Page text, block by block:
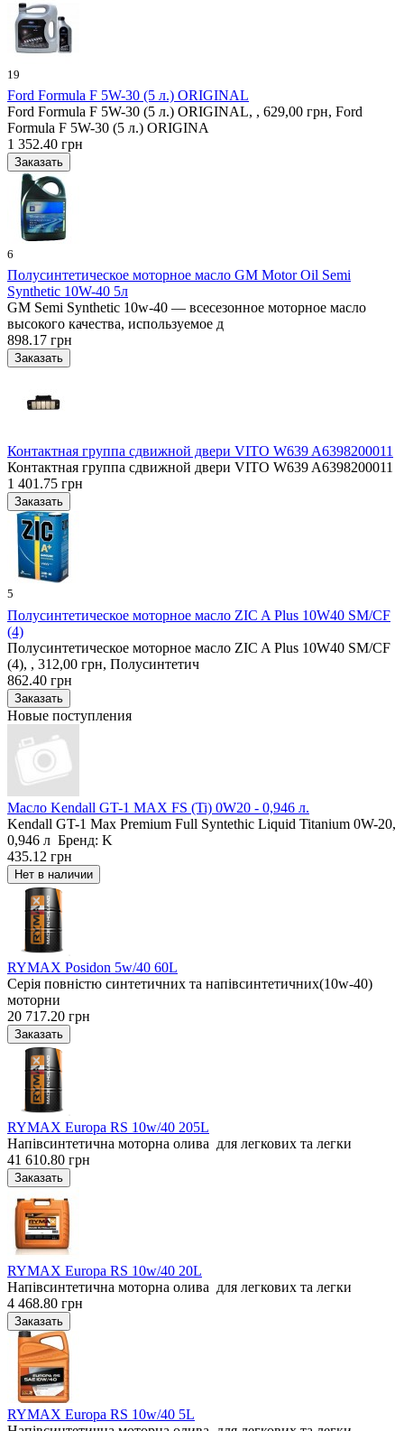
19
Ford Formula F 5W-30 (5 л.) ORIGINAL
Ford Formula F 5W-30 (5 л.) ORIGINAL, , 629,00 грн, Ford
Formula F 5W-30 (5 л.) ORIGINA
1 352.40 грн
6
Полусинтетическое моторное масло GM Motor Oil Semi
Synthetic 10W-40 5л
GM Semi Synthetic 10w-40 — всесезонное моторное масло
высокого качества, используемое д
898.17 грн
Контактная группа сдвижной двери VITO W639 A6398200011
Контактная группа сдвижной двери VITO W639 A6398200011
1 401.75 грн
5
Полусинтетическое моторное масло ZIC A Plus 10W40 SM/CF
(4)
Полусинтетическое моторное масло ZIC A Plus 10W40 SM/CF
(4), , 312,00 грн, Полусинтетич
862.40 грн
Новые поступления
Масло Kendall GT-1 MAX FS (Ti) 0W20 - 0,946 л.
Kendall GT-1 Max Premium Full Syntethic Liquid Titanium 0W-20,
0,946 л Бренд: K
435.12 грн
RYMAX Posidon 5w/40 60L
Серія повністю синтетичних та напівсинтетичних(10w-40)
моторни
20 717.20 грн
RYMAX Europa RS 10w/40 205L
Напівсинтетична моторна олива для легкових та легки
41 610.80 грн
RYMAX Europa RS 10w/40 20L
Напівсинтетична моторна олива для легкових та легки
4 468.80 грн
RYMAX Europa RS 10w/40 5L